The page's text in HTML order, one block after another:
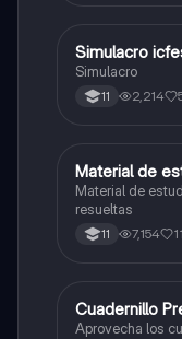
ICFES: Lectura
Simulacro
Simulacro
11 2,214
ICFES:
Material de
Material de
resueltas
11 7,154
ICFES: Inglés
Cuadernillo
Aprovecha los